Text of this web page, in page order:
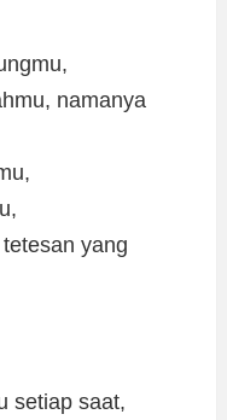
namanya
yang
setiap saat,